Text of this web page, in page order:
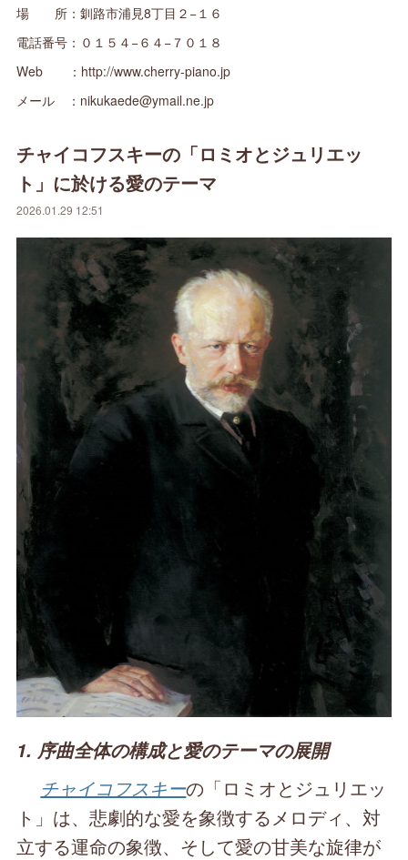
場 所：釧路市浦見8丁目２−１６
電話番号：０１５４−６４−７０１８
Web ：http://www.cherry-piano.jp
メール ：nikukaede@ymail.ne.jp
チャイコフスキーの「ロミオとジュリエッ
ト」に於ける愛のテーマ
2026.01.29 12:51
1. 序曲全体の構成と愛のテーマの展開
チャイコフスキーの「ロミオとジュリエッ
ト」は、悲劇的な愛を象徴するメロディ、対
立する運命の象徴、そして愛の甘美な旋律が